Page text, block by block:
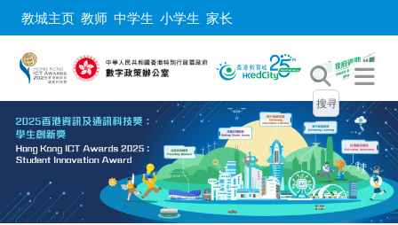
教城主页 教师 中学生 小学生 家长